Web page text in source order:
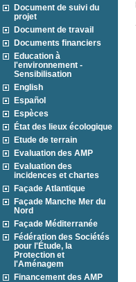
Document de suivi du
projet
Document de travail
Documents financiers
Education à
l'environnement -
Sensibilisation
English
Español
Espèces
État des lieux écologique
Etude de terrain
Evaluation des AMP
Evaluation des
incidences et chartes
Façade Atlantique
Façade Manche Mer du
Nord
Façade Méditerranée
Fédération des Sociétés
pour l'Étude, la
Protection et
l'Aménagem
Financement des AMP